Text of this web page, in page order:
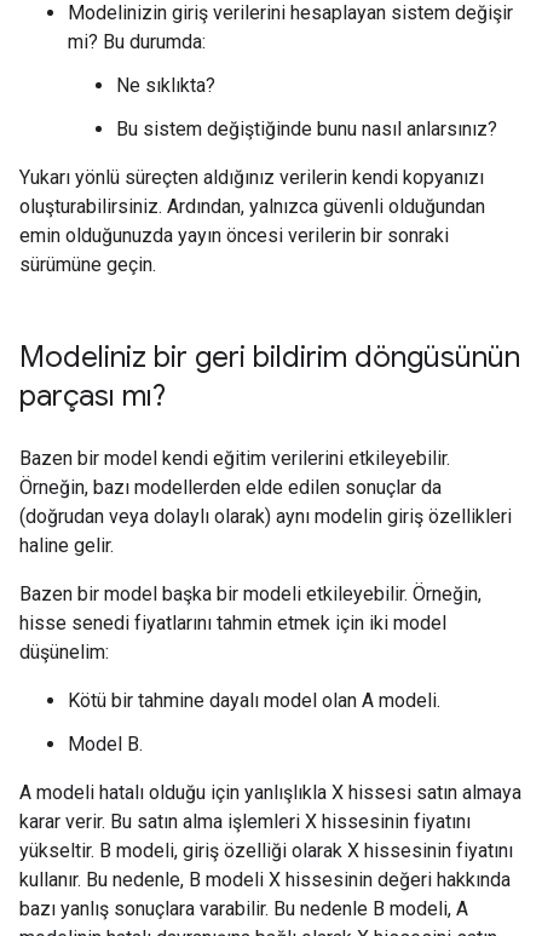
Modelinizin giriş verilerini hesaplayan sistem değişir
mi? Bu durumda:
Ne sıklıkta?
Bu sistem değiştiğinde bunu nasıl anlarsınız?
Yukarı yönlü süreçten aldığınız verilerin kendi kopyanızı
oluşturabilirsiniz. Ardından, yalnızca güvenli olduğundan
emin olduğunuzda yayın öncesi verilerin bir sonraki
sürümüne geçin.
Modeliniz bir geri bildirim döngüsünün
parçası mı?
Bazen bir model kendi eğitim verilerini etkileyebilir.
Örneğin, bazı modellerden elde edilen sonuçlar da
(doğrudan veya dolaylı olarak) aynı modelin giriş özellikleri
haline gelir.
Bazen bir model başka bir modeli etkileyebilir. Örneğin,
hisse senedi fiyatlarını tahmin etmek için iki model
düşünelim:
Kötü bir tahmine dayalı model olan A modeli.
Model B.
A modeli hatalı olduğu için yanlışlıkla X hissesi satın almaya
karar verir. Bu satın alma işlemleri X hissesinin fiyatını
yükseltir. B modeli, giriş özelliği olarak X hissesinin fiyatını
kullanır. Bu nedenle, B modeli X hissesinin değeri hakkında
bazı yanlış sonuçlara varabilir. Bu nedenle B modeli, A